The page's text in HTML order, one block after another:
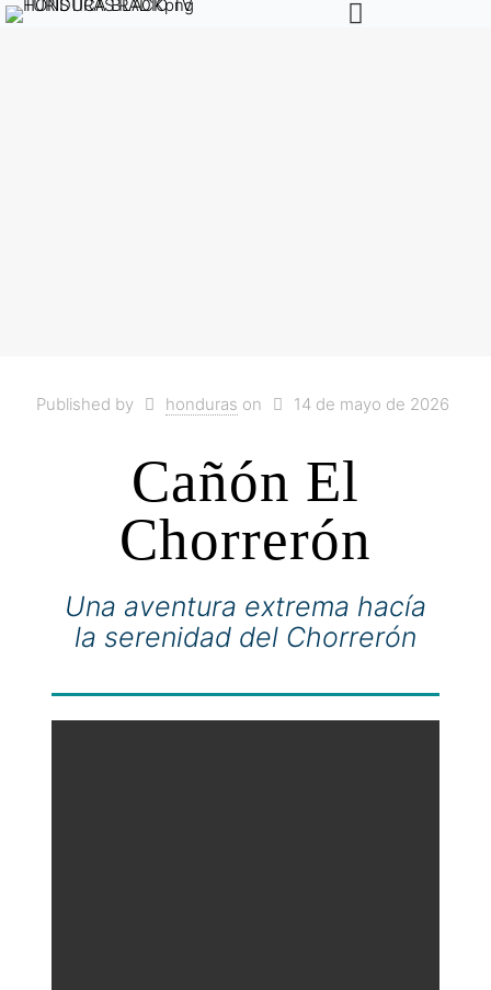
Published by honduras on 14 de mayo de 2026
Cañón El
Chorrerón
Una aventura extrema hacía
la serenidad del Chorrerón